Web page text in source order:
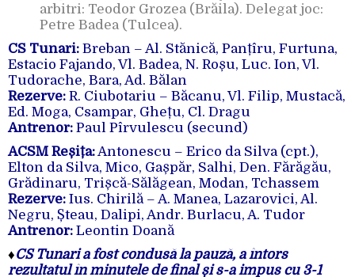
arbitri: Teodor Grozea (Brăila). Delegat joc:
Petre Badea (Tulcea).
CS Tunari: Breban – Al. Stănică, Panțîru, Furtuna,
Estacio Fajando, Vl. Badea, N. Roșu, Luc. Ion, Vl.
Tudorache, Bara, Ad. Bălan
Rezerve: R. Ciubotariu – Băcanu, Vl. Filip, Mustacă,
Ed. Moga, Csampar, Ghețu, Cl. Dragu
Antrenor: Paul Pîrvulescu (secund)
ACSM Reșița:Antonescu – Erico da Silva (cpt.),
Elton da Silva, Mico, Gașpăr, Salhi, Den. Fărăgău,
Grădinaru, Trișcă-Sălăgean, Modan, Tchassem
Rezerve: Ius. Chirilă – A. Manea, Lazarovici, Al.
Negru, Șteau, Dalipi, Andr. Burlacu, A. Tudor
Antrenor: Leontin Doană
♦CS Tunari a fost condusă la pauză, a întors
rezultatul în minutele de final și s-a impus cu 3-1